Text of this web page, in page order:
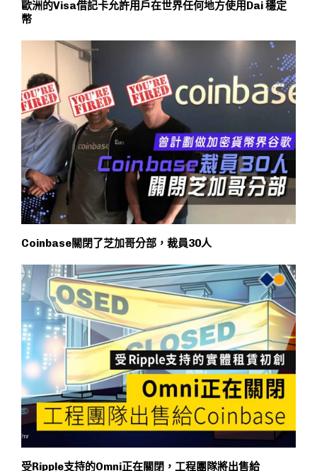
歐洲的Visa借記卡允許用戶在世界任何地方使用Dai 穩定
幣
Coinbase關閉了芝加哥分部，裁員30人
受Ripple支持的Omni正在關閉，工程團隊將出售給